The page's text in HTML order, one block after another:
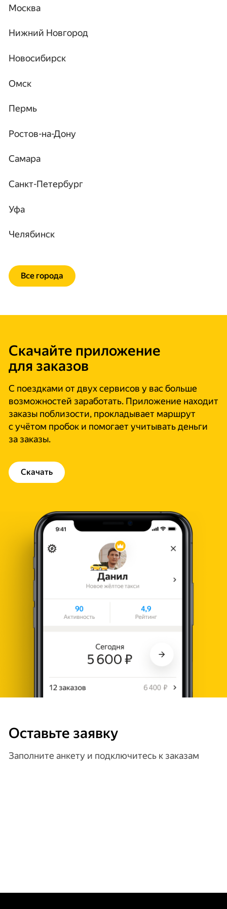
Москва
Нижний Новгород
Новосибирск
Омск
Пермь
Ростов-на-Дону
Самара
Санкт-Петербург
Уфа
Челябинск
Все города
Скачайте приложение
для заказов
С поездками от двух сервисов у вас больше
возможностей заработать. Приложение находит
заказы поблизости, прокладывает маршрут
с учётом пробок и помогает учитывать деньги
за заказы.
Скачать
Оставьте заявку
Заполните анкету и подключитесь к заказам